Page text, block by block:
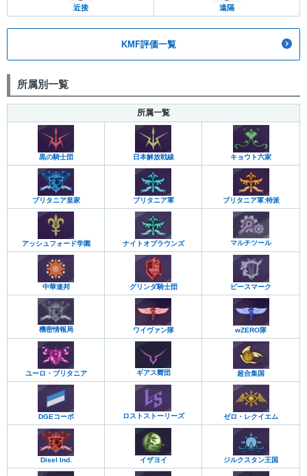
近接 遠隔
KMF評価一覧
所属別一覧
所属一覧
黒の騎士団 日本解放戦線 キョウト六家
ブリタニア皇家 ブリタニア軍 ブリタニア軍:特派
アッシュフォード学園 ナイトオブラウンズ マルチツール
中華連邦 グリンダ騎士団 ピースマーク
機密情報局 ワイヴァン隊 wZERO隊
ユーロ・ブリタニア ギアス嚮団 超合集国
DGEコーポ ロストストーリーズ ゼロ・レクイエム
Disel Ind. イザヨイ ジルクスタン王国